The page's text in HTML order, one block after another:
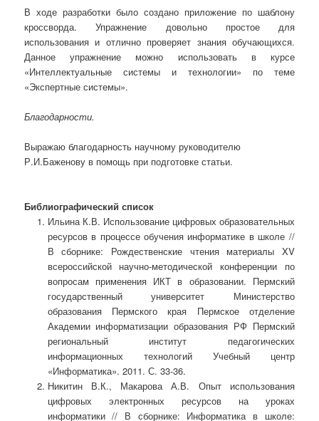
В ходе разработки было создано приложение по шаблону
кроссворда. Упражнение довольно простое для
использования и отлично проверяет знания обучающихся.
Данное упражнение можно использовать в курсе
«Интеллектуальные системы и технологии» по теме
«Экспертные системы».
Благодарности.
Выражаю благодарность научному руководителю
Р.И.Баженову в помощь при подготовке статьи.
Библиографический список
Ильина К.В. Использование цифровых образовательных
ресурсов в процессе обучения информатике в школе //
В сборнике: Рождественские чтения материалы XV
всероссийской научно-методической конференции по
вопросам применения ИКТ в образовании. Пермский
государственный университет Министерство
образования Пермского края Пермское отделение
Академии информатизации образования РФ Пермский
региональный институт педагогических
информационных технологий Учебный центр
«Информатика». 2011. С. 33-36.
Никитин В.К., Макарова А.В. Опыт использования
цифровых электронных ресурсов на уроках
информатики // В сборнике: Информатика в школе: